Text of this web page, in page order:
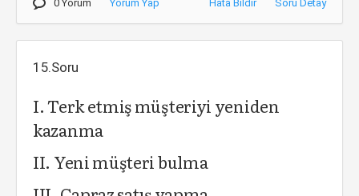
0 Yorum Yorum Yap Hata Bildir Soru Detay
15.Soru
I. Terk etmiş müşteriyi yeniden
kazanma
II. Yeni müşteri bulma